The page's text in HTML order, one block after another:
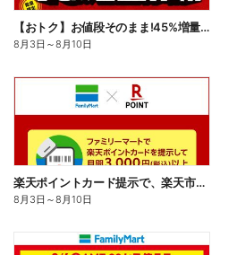
【おトク】お値段そのまま!45%増量作戦!
8月3日 ～8月10日
楽天ポイントカード提示で、楽天市場でのお買い物がおトクに!
8月3日 ～8月10日